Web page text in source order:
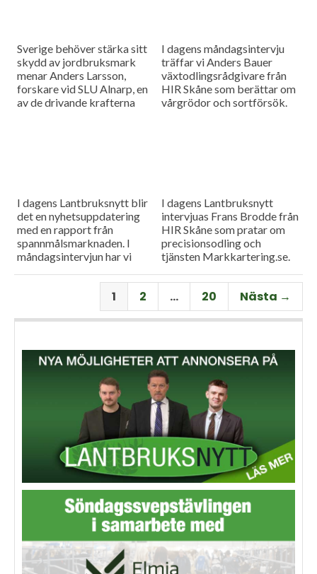
Sverige behöver stärka sitt
skydd av jordbruksmark
menar Anders Larsson,
forskare vid SLU Alnarp, en
av de drivande krafterna
I dagens måndagsintervju
träffar vi Anders Bauer
växtodlingsrådgivare från
HIR Skåne som berättar om
vårgrödor och sortförsök.
I dagens Lantbruksnytt blir
det en nyhetsuppdatering
med en rapport från
spannmålsmarknaden. I
måndagsintervjun har vi
Per Larsson som idag har
rollen som senior advisor på
I dagens Lantbruksnytt
intervjuas Frans Brodde från
HIR Skåne som pratar om
precisionsodling och
tjänsten Markkartering.se.
nyhetsuppdatering med en
rapport från
spannmålsmarknaden.
1 2 … 20 Nästa →